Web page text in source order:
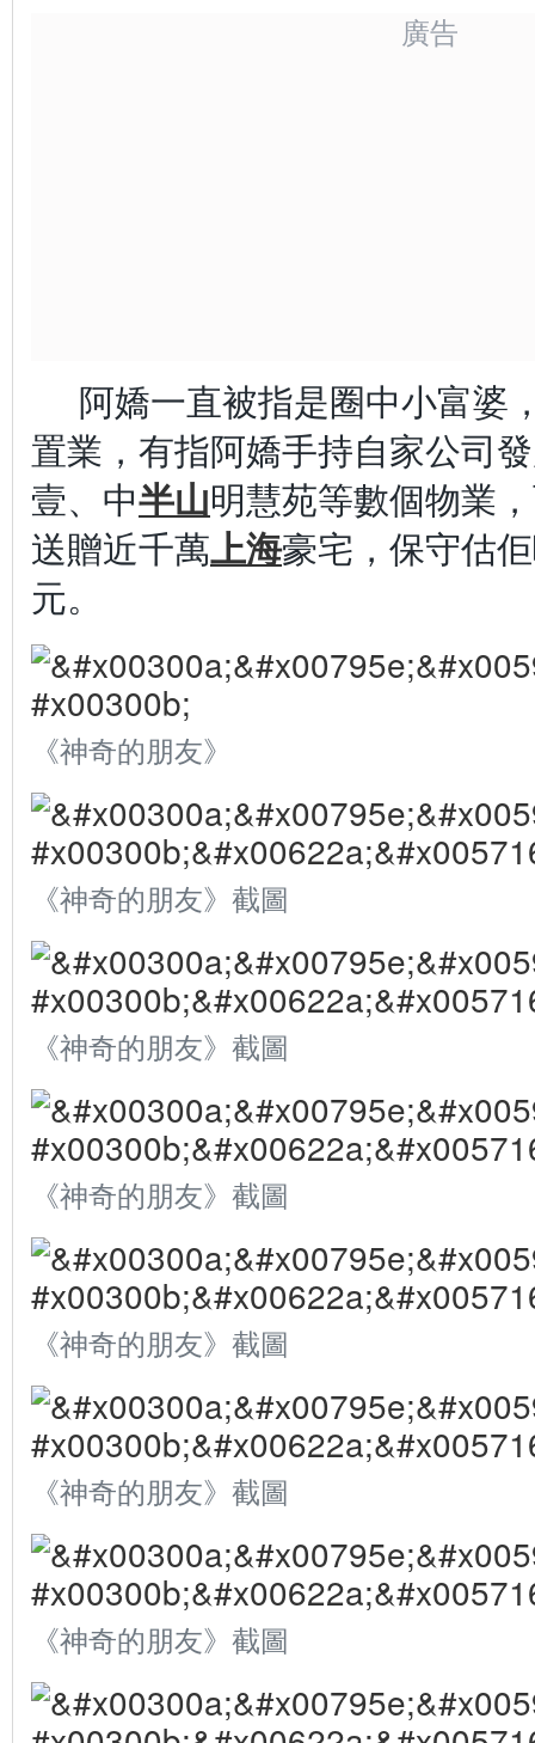
廣告
阿嬌一直被指是圈中小富婆
置業，有指阿嬌手持自家公司
壹、中半山明慧苑等數個物業
送贈近千萬上海豪宅，保守估
元。
《神奇的朋友》
《神奇的朋友》截圖
《神奇的朋友》截圖
《神奇的朋友》截圖
《神奇的朋友》截圖
《神奇的朋友》截圖
《神奇的朋友》截圖